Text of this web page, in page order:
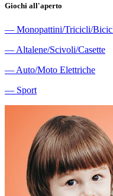
Giochi all'aperto
― Monopattini/Tricicli/
― Altalene/Scivoli/Casette
― Auto/Moto Elettriche
― Sport